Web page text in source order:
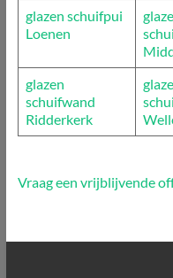
glazen schuifpui
Loenen
glazen
schuifwand
Ridderkerk
Vraag een vrijblijvende